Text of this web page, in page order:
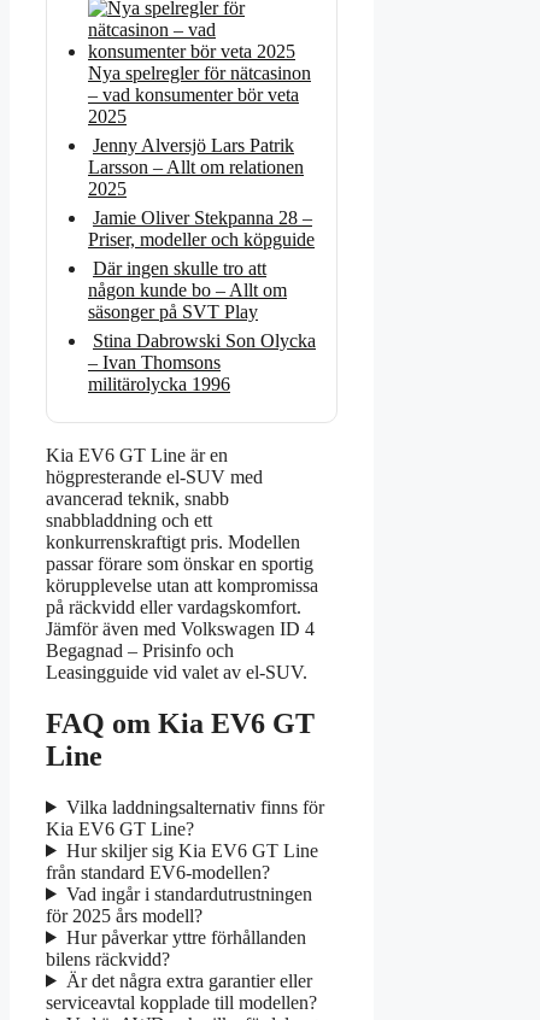
Nya spelregler för nätcasinon
– vad konsumenter bör veta
2025
Jenny Alversjö Lars Patrik
Larsson – Allt om relationen
2025
Jamie Oliver Stekpanna 28 –
Priser, modeller och köpguide
Där ingen skulle tro att
någon kunde bo – Allt om
säsonger på SVT Play
Stina Dabrowski Son Olycka
– Ivan Thomsons
militärolycka 1996
Kia EV6 GT Line är en
högpresterande el-SUV med
avancerad teknik, snabb
snabbladdning och ett
konkurrenskraftigt pris. Modellen
passar förare som önskar en sportig
körupplevelse utan att kompromissa
på räckvidd eller vardagskomfort.
Jämför även med Volkswagen ID 4
Begagnad – Prisinfo och
Leasingguide vid valet av el-SUV.
FAQ om Kia EV6 GT
Line
Vilka laddningsalternativ finns för
Kia EV6 GT Line?
Hur skiljer sig Kia EV6 GT Line
från standard EV6-modellen?
Vad ingår i standardutrustningen
för 2025 års modell?
Hur påverkar yttre förhållanden
bilens räckvidd?
Är det några extra garantier eller
serviceavtal kopplade till modellen?